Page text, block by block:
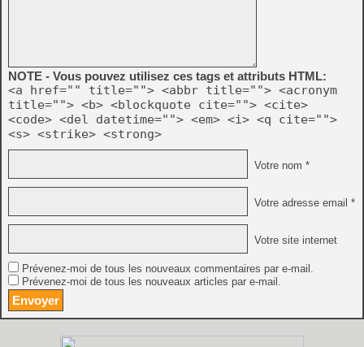
NOTE - Vous pouvez utilisez ces tags et attributs HTML:
<a href="" title=""> <abbr title=""> <acronym
title=""> <b> <blockquote cite=""> <cite>
<code> <del datetime=""> <em> <i> <q cite="">
<s> <strike> <strong>
Votre nom *
Votre adresse email *
Votre site internet
Prévenez-moi de tous les nouveaux commentaires par e-mail.
Prévenez-moi de tous les nouveaux articles par e-mail.